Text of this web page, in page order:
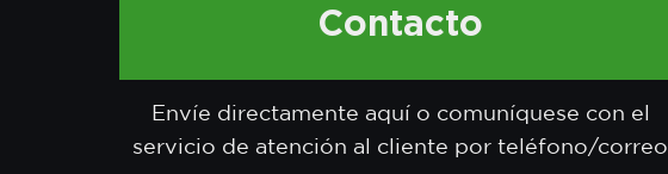
Contacto
Envíe directamente aquí o comuníquese con el
servicio de atención al cliente por teléfono/correo